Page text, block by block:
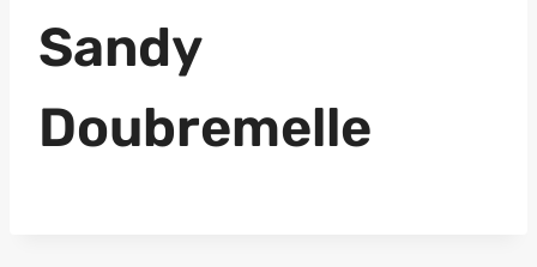
Sandy
Doubremelle